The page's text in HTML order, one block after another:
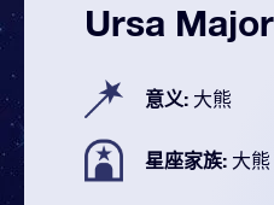
Ursa
意义: 大熊
星座家族: 大熊